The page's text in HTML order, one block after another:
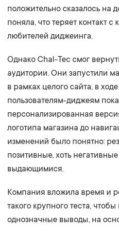
положительно сказалось на
поняла, что теряет контакт
любителей диджеинга.
Однако Chal-Tec смог
аудитории. Они запустили
в рамках целого сайта, в
пользователям-диджеям
персонализированная
логотипа магазина до
изменений было понятно:
позитивные, хоть
выдающимися.
Компания вложила время и
такого крупного теста,
однозначные выводы, на